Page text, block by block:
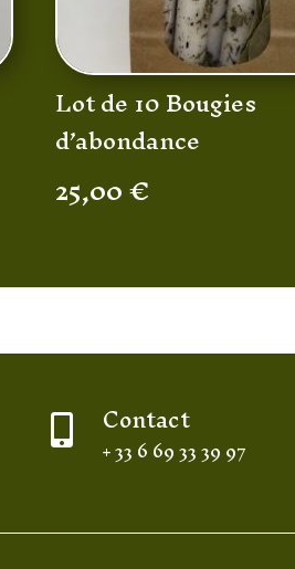
Lot de 10 Bougies
d’abondance
25,00€
 Contact
+ 33 6 69 33 39 97